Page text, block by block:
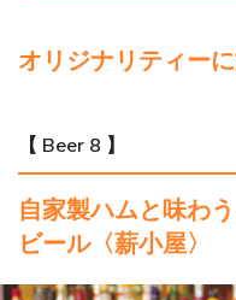
オリジナリティー
【 Beer 8 】
自家製ハムと味わ
ビール〈薪小屋〉